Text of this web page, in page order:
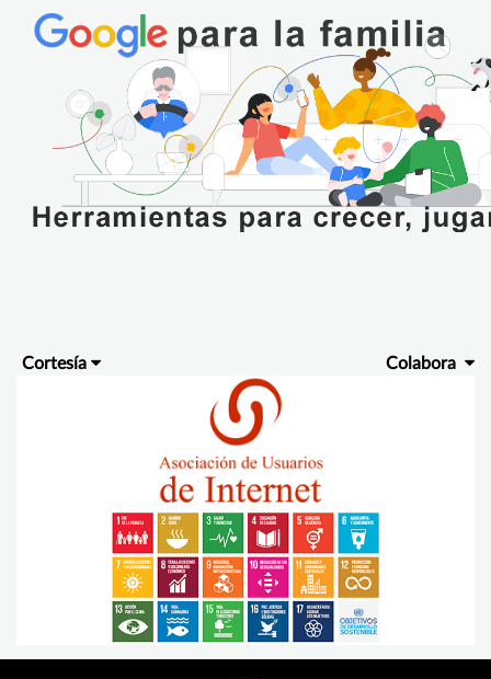
Cortesía Colabora